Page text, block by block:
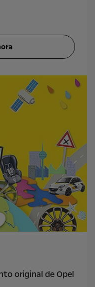
original de Opel